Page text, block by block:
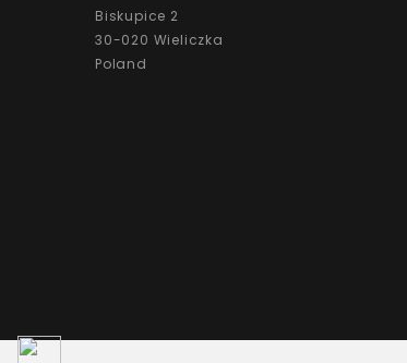
Biskupice 2
30-020 Wieliczka
Poland